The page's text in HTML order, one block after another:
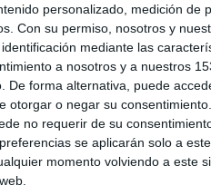
personalizado, medición de
Con su permiso, nosotros y
mediante las
a nosotros y a nuestros
De forma alternativa, puede
otorgar o negar su consentimiento.
no requerir de su
se aplicarán solo a
momento volviendo a este
ANTEL TV INTERNACIONAL
datos estadísticos de cuándo y dónde
dar los siguientes datos:
4
TELEVISADAS